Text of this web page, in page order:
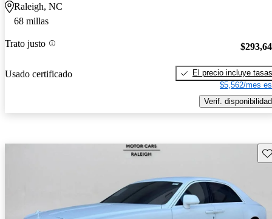
Raleigh, NC
68 millas
Trato justo
Usado certificado
El precio incluye tasas
$5,562/mes
Verif. disponibilidad